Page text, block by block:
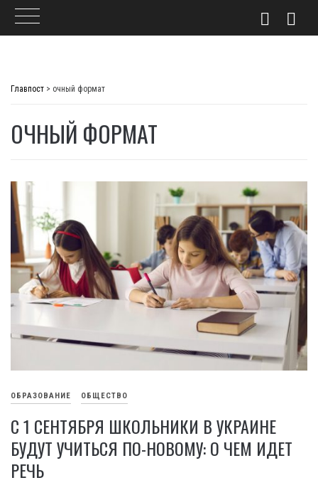
Главпост > очный формат
ОЧНЫЙ ФОРМАТ
ОБРАЗОВАНИЕ ОБЩЕСТВО
С 1 СЕНТЯБРЯ ШКОЛЬНИКИ В УКРАИНЕ
БУДУТ УЧИТЬСЯ ПО-НОВОМУ: О ЧЕМ ИДЕТ
РЕЧЬ